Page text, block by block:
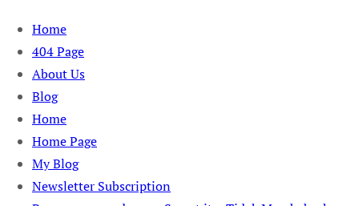
Skip
content
Home
404 Page
About Us
Blog
Home
Home Page
My Blog
Newsletter Subscription